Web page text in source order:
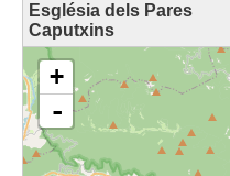
Església dels Pares
Caputxins
loading map - please wait...
+
-